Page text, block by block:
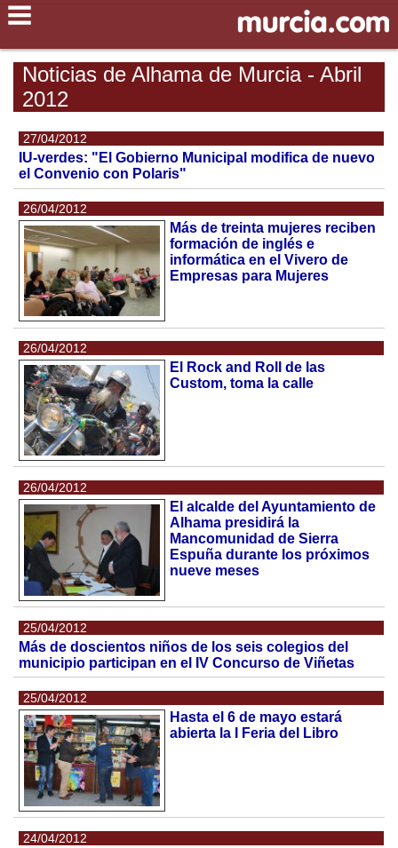
Noticias de Alhama de Murcia - Abril
2012
27/04/2012
IU-verdes: "El Gobierno Municipal modifica de nuevo
el Convenio con Polaris"
26/04/2012
Más de treinta mujeres reciben
formación de inglés e
informática en el Vivero de
Empresas para Mujeres
26/04/2012
El Rock and Roll de las
Custom, toma la calle
26/04/2012
El alcalde del Ayuntamiento de
Alhama presidirá la
Mancomunidad de Sierra
Espuña durante los próximos
nueve meses
25/04/2012
Más de doscientos niños de los seis colegios del
municipio participan en el IV Concurso de Viñetas
25/04/2012
Hasta el 6 de mayo estará
abierta la I Feria del Libro
24/04/2012